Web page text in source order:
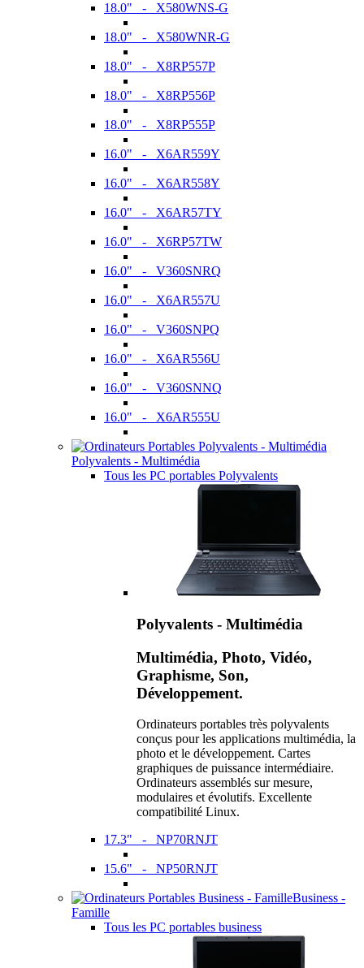
18.0" - X580WNS-G
18.0" - X580WNR-G
18.0" - X8RP557P
18.0" - X8RP556P
18.0" - X8RP555P
16.0" - X6AR559Y
16.0" - X6AR558Y
16.0" - X6AR57TY
16.0" - X6RP57TW
16.0" - V360SNRQ
16.0" - X6AR557U
16.0" - V360SNPQ
16.0" - X6AR556U
16.0" - V360SNNQ
16.0" - X6AR555U
Polyvalents - Multimédia
Tous les PC portables Polyvalents
Polyvalents - Multimédia
Multimédia, Photo, Vidéo,
Graphisme, Son,
Développement.
Ordinateurs portables très polyvalents
conçus pour les applications multimédia, la
photo et le développement. Cartes
graphiques de puissance intermédiaire.
Ordinateurs assemblés sur mesure,
modulaires et évolutifs. Excellente
compatibilité Linux.
17.3" - NP70RNJT
15.6" - NP50RNJT
Business -
Famille
Tous les PC portables business